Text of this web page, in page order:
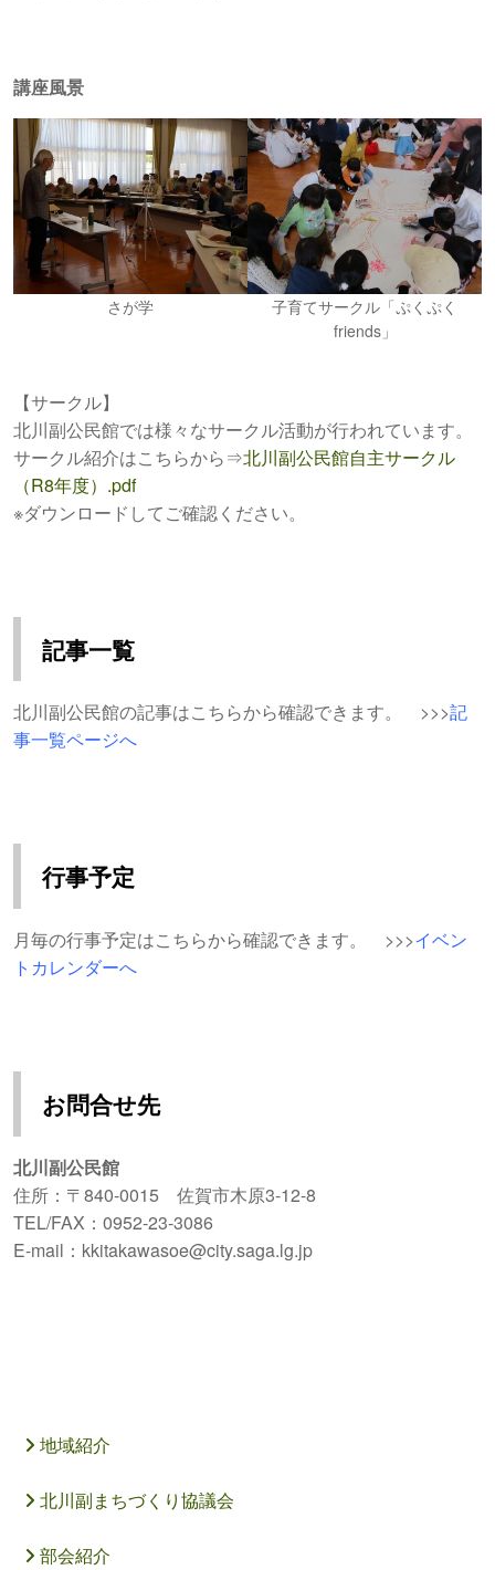
講座風景
さが学
子育てサークル「ぷくぷく
friends」
【サークル】
北川副公民館では様々なサークル活動が行われています。
サークル紹介はこちらから⇒北川副公民館自主サークル
（R8年度）.pdf
※ダウンロードしてご確認ください。
記事一覧
北川副公民館の記事はこちらから確認できます。 >>>記
事一覧ページへ
行事予定
月毎の行事予定はこちらから確認できます。 >>>イベン
トカレンダーへ
お問合せ先
北川副公民館
住所：〒840-0015 佐賀市木原3-12-8
TEL/FAX：0952-23-3086
E-mail：kkitakawasoe@city.saga.lg.jp
地域紹介
北川副まちづくり協議会
部会紹介